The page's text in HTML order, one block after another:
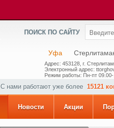
ПОИСК ПО САЙТУ
Уфа
Адрес: 453128, г.
Электронный адрес:
Режим работы: Пн-пт
С нами работают уже более 15121
Новости Акции